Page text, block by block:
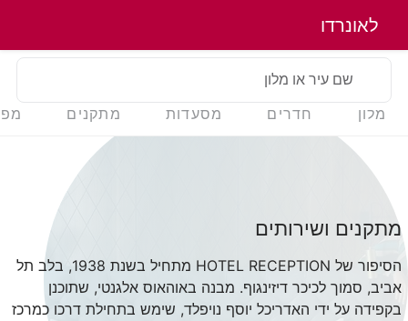
לאונרדו
שם עיר או מלון
מלון חדרים מסעדות מתקנים
מתקנים ושירותים
הסיפור של HOTEL RECEPTION מתחיל בשנת 1938, בלב תל
אביב, סמוך לכיכר דיזינגוף. מבנה באוהאוס אלגנטי, שתוכנן
בקפידה על ידי האדריכל יוסף נויפלד, שימש בתחילת דרכו כמרכז